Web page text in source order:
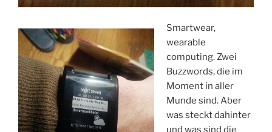
Smartwear,
wearable
computing. Zwei
Buzzwords, die im
Moment in aller
Munde sind. Aber
was steckt dahinter
und was sind die